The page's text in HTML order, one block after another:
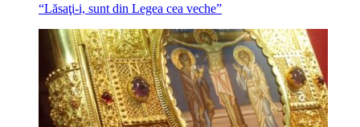
“Lăsaţi-i, sunt din Legea cea veche”